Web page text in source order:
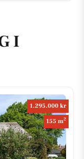
I
1.295.000 kr
155 m2